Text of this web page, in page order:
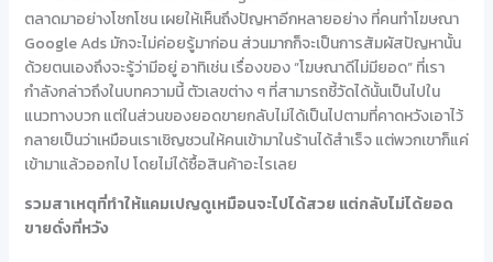
ตลาดมาอย่างโชกโชน เผยให้เห็นถึงปัญหาอีกหลายอย่าง ที่คนทำโฆษณา
Google Ads มักจะไม่ค่อยรู้มาก่อน ส่วนมากก็จะเป็นการสัมผัสปัญหานั้น
ด้วยตนเองถึงจะรู้ว่ามีอยู่ อาทิเช่น เรื่องของ “โฆษณาดีไม่มียอด” ที่เรา
กำลังกล่าวถึงในบทความนี้ ตัวเลขต่าง ๆ ที่สามารถชี้วัดได้นั้นเป็นไปใน
แนวทางบวก แต่ในส่วนของยอดขายกลับไม่ได้เป็นไปตามที่คาดหวังเอาไว้
กลายเป็นว่าเหมือนเราเชิญชวนให้คนเข้ามาในร้านได้สำเร็จ แต่พวกเขาก็แค่
เข้ามาแล้วออกไป โดยไม่ได้ซื้อสินค้าอะไรเลย
รวมสาเหตุที่ทำให้แคมเปญดูเหมือนจะไปได้สวย แต่กลับไม่ได้ยอด
ขายดั่งที่หวัง